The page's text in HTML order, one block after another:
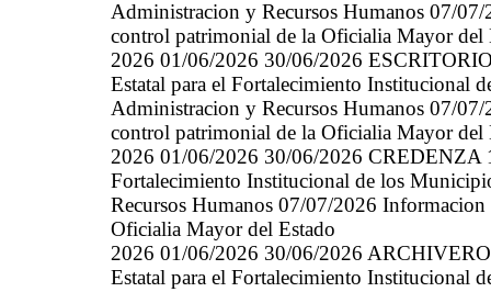
Administracion y Recursos Humanos 07/07/
control patrimonial de la Oficialia Mayor del
2026 01/06/2026 30/06/2026
Estatal para el Fortalecimiento Institucional
Administracion y Recursos Humanos 07/07/
control patrimonial de la Oficialia Mayor del
2026 01/06/2026 30/06/2026 CREDENZA
Fortalecimiento Institucional de los
Recursos Humanos 07/07/2026 Informacion
Oficialia Mayor del Estado
2026 01/06/2026 30/06/2026
Estatal para el Fortalecimiento Institucional